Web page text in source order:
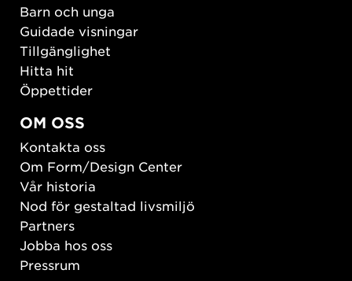
Barn och unga
Guidade visningar
Tillgänglighet
Hitta hit
Öppettider
OM OSS
Kontakta oss
Om Form/Design Center
Vår historia
Nod för gestaltad livsmiljö
Partners
Jobba hos oss
Pressrum